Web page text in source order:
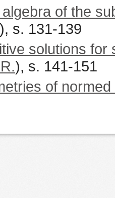
of the
), s. 131-139
solutions for
), s. 141-151
of